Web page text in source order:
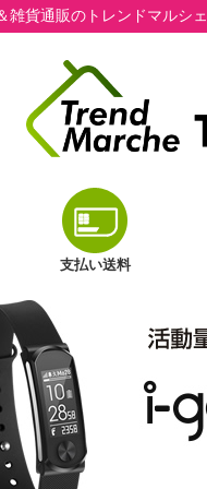
雑貨通販のトレンドマルシェ
支払い送料